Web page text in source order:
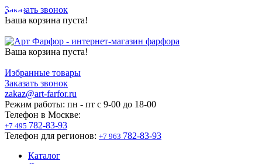
Заказать звонок
Ваша корзина пуста!
Ваша корзина пуста!
Избранные товары
Заказать звонок
zakaz@art-farfor.ru
Режим работы: пн - пт c 9-00 до 18-00
Телефон в Москве:
+7 495 782-83-93
Телефон для регионов: +7 963 782-83-93
Каталог